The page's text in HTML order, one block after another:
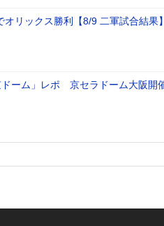
リックス勝利【8/9 二軍試合結果】
ーム」レポ 京セラドーム大阪開